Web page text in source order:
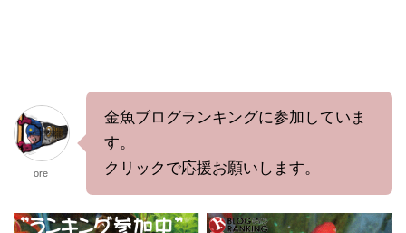
ore
金魚ブログランキングに参加していま
す。
クリックで応援お願いします。